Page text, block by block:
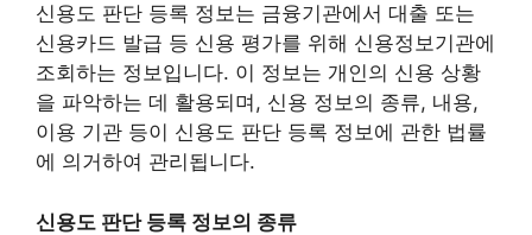
신용도 판단 등록 정보는 금융기관에서 대출 또는
신용카드 발급 등 신용 평가를 위해 신용정보기관에
조회하는 정보입니다. 이 정보는 개인의 신용 상황
을 파악하는 데 활용되며, 신용 정보의 종류, 내용,
이용 기관 등이 신용도 판단 등록 정보에 관한 법률
에 의거하여 관리됩니다.
신용도 판단 등록 정보의 종류